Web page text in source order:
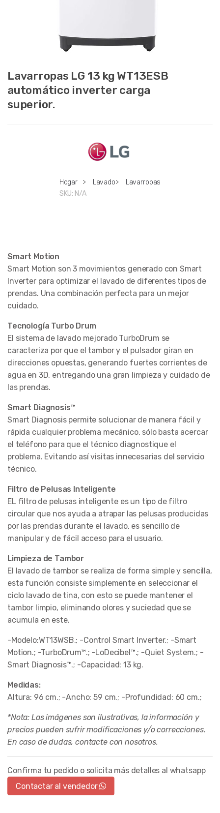
Lavarropas LG 13 kg WT13ESB
automático inverter carga
superior.
Hogar > Lavado>
Lavarropas
SKU: N/A
Smart Motion
Smart Motion son 3 movimientos generado con Smart
Inverter para optimizar el lavado de diferentes tipos de
prendas. Una combinación perfecta para un mejor
cuidado.
Tecnología Turbo Drum
El sistema de lavado mejorado TurboDrum se
caracteriza por que el tambor y el pulsador giran en
direcciones opuestas, generando fuertes corrientes de
agua en 3D, entregando una gran limpieza y cuidado de
las prendas.
Smart Diagnosis™
Smart Diagnosis permite solucionar de manera fácil y
rápida cualquier problema mecánico, sólo basta acercar
el teléfono para que el técnico diagnostique el
problema. Evitando así visitas innecesarias del servicio
técnico.
Filtro de Pelusas Inteligente
EL filtro de pelusas inteligente es un tipo de filtro
circular que nos ayuda a atrapar las pelusas producidas
por las prendas durante el lavado, es sencillo de
manipular y de fácil acceso para el usuario.
Limpieza de Tambor
El lavado de tambor se realiza de forma simple y sencilla,
esta función consiste simplemente en seleccionar el
ciclo lavado de tina, con esto se puede mantener el
tambor limpio, eliminando olores y suciedad que se
acumula en este.
-Modelo:WT13WSB.; -Control Smart Inverter.; -Smart
Motion.; -TurboDrum™.; -LoDecibel™.; -Quiet System.; -
Smart Diagnosis™.; -Capacidad: 13 kg.
Medidas:
Altura: 96 cm.; -Ancho: 59 cm.; -Profundidad: 60 cm.;
*Nota: Las imágenes son ilustrativas, la información y
precios pueden sufrir modificaciones y/o correcciones.
En caso de dudas, contacte con nosotros.
Confirma tu pedido o solicita más detalles al whatsapp
Contactar al vendedor